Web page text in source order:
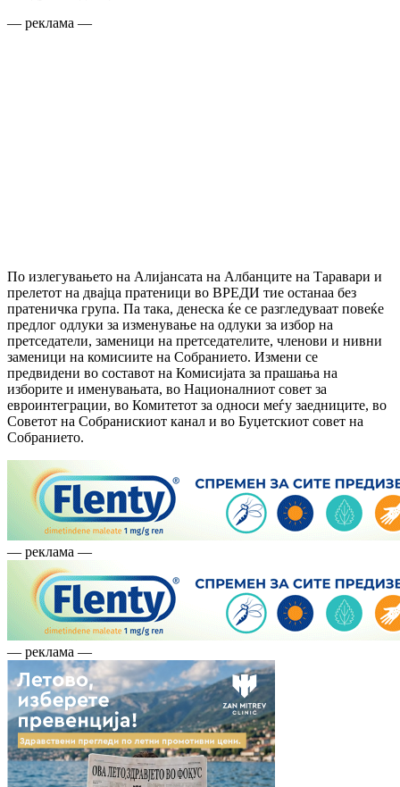
— реклама —
По излегувањето на Алијансата на Албанците на Таравари и
прелетот на двајца пратеници во ВРЕДИ тие останаа без
пратеничка група. Па така, денеска ќе се разгледуваат повеќе
предлог одлуки за изменување на одлуки за избор на
претседатели, заменици на претседателите, членови и нивни
заменици на комисиите на Собранието. Измени се
предвидени во составот на Комисијата за прашања на
изборите и именувањата, во Националниот совет за
евроинтеграции, во Комитетот за односи меѓу заедниците, во
Советот на Собранискиот канал и во Буџетскиот совет на
Собранието.
— реклама —
— реклама —